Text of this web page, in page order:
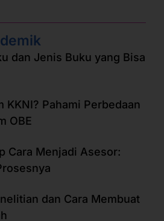
dan Jenis Buku yang Bisa
KKNI? Pahami Perbedaan
OBE
Cara Menjadi Asesor:
dan Cara Membuat